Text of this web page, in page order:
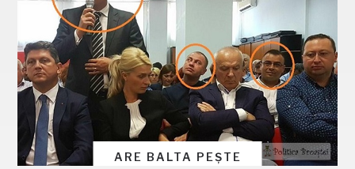
ARE BALTA PEȘTE